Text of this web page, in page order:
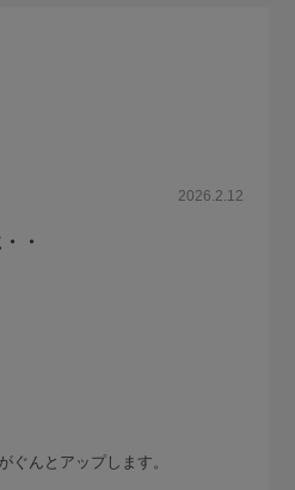
2026.2.12
・
ぐんとアップします。